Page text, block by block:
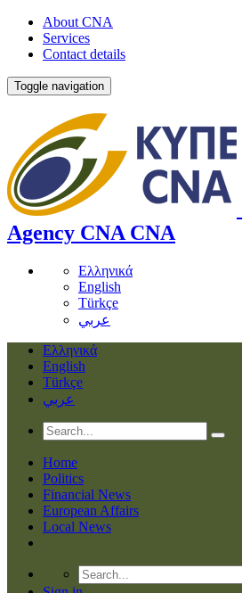
About CNA
Services
Contact details
Toggle navigation
Agency CNA CNA
Ελληνικά
English
Türkçe
عربي
Ελληνικά
English
Türkçe
عربي
Home
Politics
Financial News
European Affairs
Local News